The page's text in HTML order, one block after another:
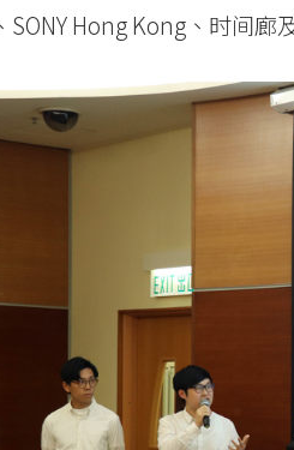
SONY Hong Kong、时间廊